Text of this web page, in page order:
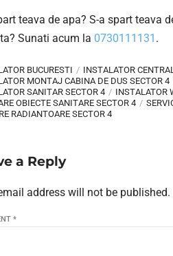
teava de apa? S-a spart teava
Sunati acum la 0730111131 .
BUCURESTI INSTALATOR
MONTAJ CABINA DE DUS SECTOR 4
SANITAR SECTOR 4
INSTALATOR
OBIECTE SANITARE SECTOR 4
RADIANTOARE SECTOR 4
a Reply
address will not be
*